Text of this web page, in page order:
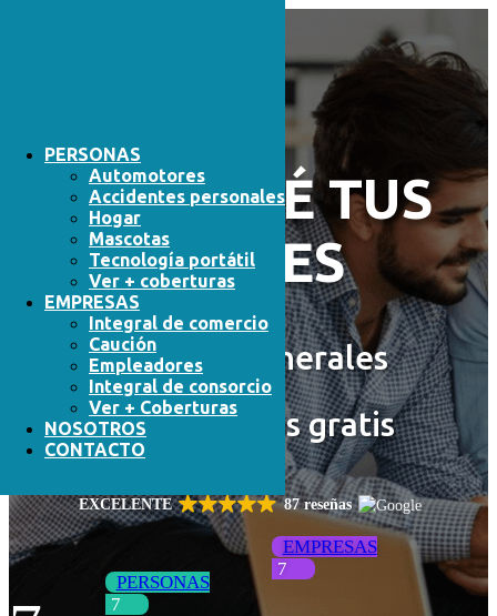
PERSONAS
Automotores
Accidentes personales
Hogar
Mascotas
Tecnología portátil
Ver + coberturas
EMPRESAS
Integral de comercio
Caución
Empleadores
Integral de consorcio
Ver + Coberturas
NOSOTROS
CONTACTO
PROTEGÉ TUS
BIENES
Seguros generales
Te cotizamos gratis
EXCELENTE 87 reseñas
PERSONAS
EMPRESAS